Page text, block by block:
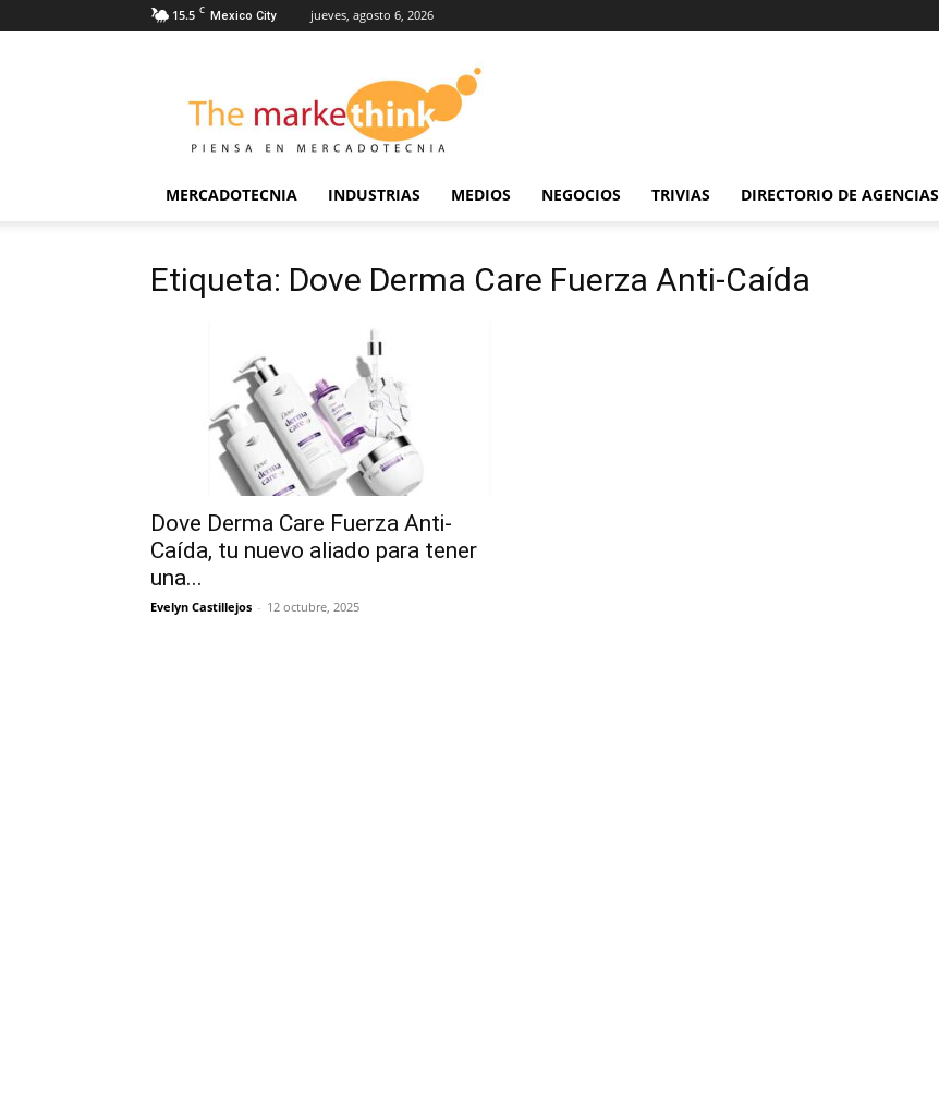
15.5 C Mexico City jueves, agosto 6, 2026
Markethink
MERCADOTECNIA INDUSTRIAS MEDIOS NEGOCIOS TRIVIAS DIRECTORIO DE AGENCIAS
Etiqueta: Dove Derma Care Fuerza Anti-Caída
Dove Derma Care Fuerza Anti-
Caída, tu nuevo aliado para tener
una...
Evelyn Castillejos - 12 octubre, 2025